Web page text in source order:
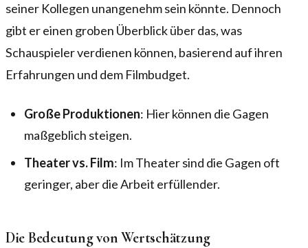
seiner Kollegen unangenehm sein könnte. Dennoch
gibt er einen groben Überblick über das, was
Schauspieler verdienen können, basierend auf ihren
Erfahrungen und dem Filmbudget.
Große Produktionen: Hier können die Gagen
maßgeblich steigen.
Theater vs. Film: Im Theater sind die Gagen oft
geringer, aber die Arbeit erfüllender.
Die Bedeutung von Wertschätzung